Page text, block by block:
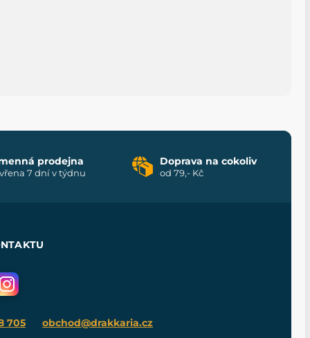
prodejna
7 dní v týdnu
Doprava na cokoliv
od 79,- Kč
705 obchod@drakkaria.cz